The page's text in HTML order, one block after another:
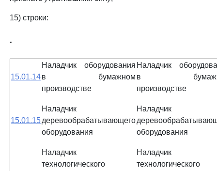
15) строки:
"
15.01.14
Наладчик оборудования
в бумажном
производстве
Наладчик
в
производстве
15.01.15
Наладчик
деревообрабатывающего
оборудования
Наладчик
оборудования
Наладчик
технологического
Наладчик
технологического